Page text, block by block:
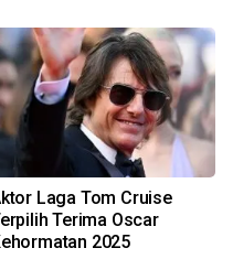
Laga Tom Cruise
Terima Oscar
2025